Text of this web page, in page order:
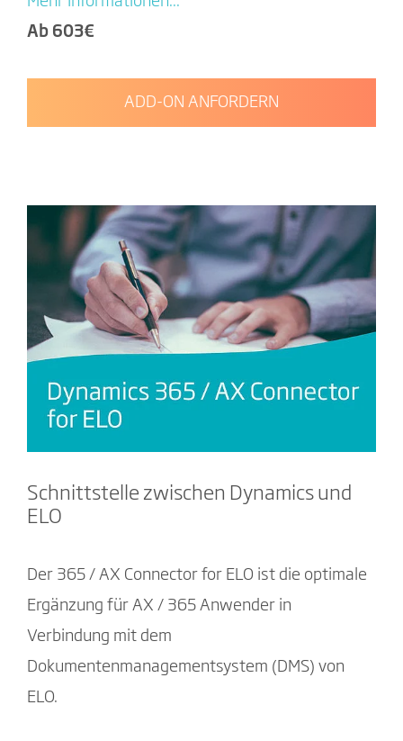
Ab 603€
ADD-ON ANFORDERN
Schnittstelle zwischen Dynamics und
ELO
Der 365 / AX Connector for ELO ist die optimale
Ergänzung für AX / 365 Anwender in
Verbindung mit dem
Dokumentenmanagementsystem (DMS) von
ELO.